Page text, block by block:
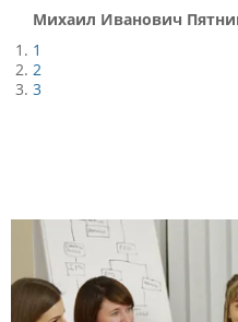
Михаил Иванович
1
2
3